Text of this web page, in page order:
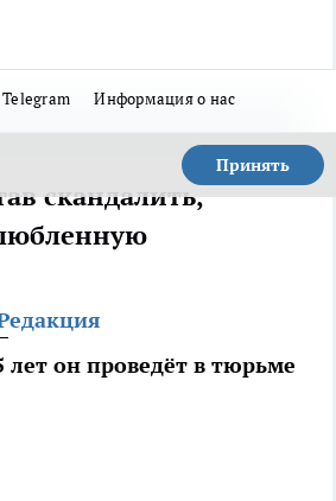
Информация о нас
Принять
скандалить,
он проведёт в тюрьме